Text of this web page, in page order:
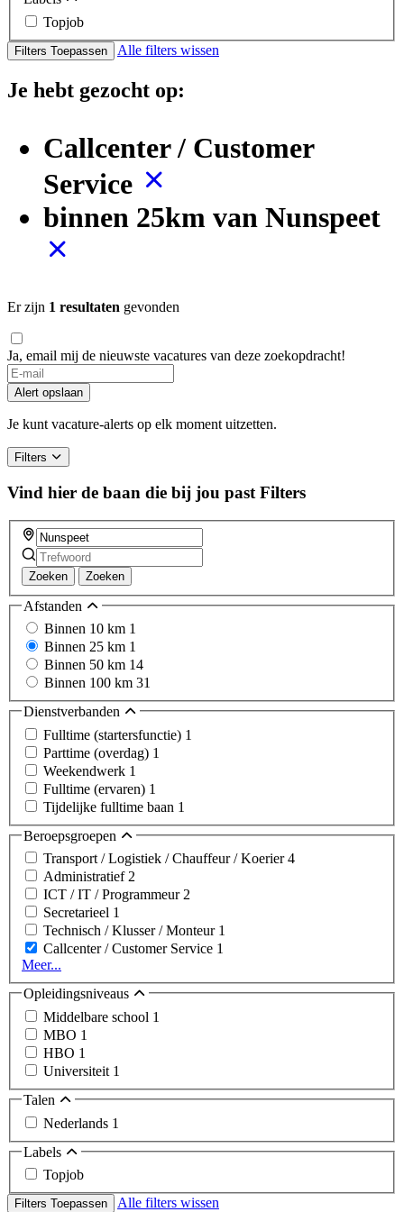
Topjob
Filters Toepassen Alle filters wissen
Je hebt gezocht op:
Callcenter / Customer
Service
binnen 25km van Nunspeet
Er zijn 1 resultaten gevonden
Ja, email mij de nieuwste vacatures van deze zoekopdracht!
If
you
are
a
ignore
this
field
Alert opslaan
Je kunt vacature-alerts op elk moment uitzetten.
Filters
Vind hier de baan die bij jou past Filters
Zoeken Zoeken
Afstanden
Binnen 10 km 1
Binnen 25 km 1
Binnen 50 km 14
Binnen 100 km 31
Dienstverbanden
Fulltime (startersfunctie) 1
Parttime (overdag) 1
Weekendwerk 1
Fulltime (ervaren) 1
Tijdelijke fulltime baan 1
Beroepsgroepen
Transport / Logistiek / Chauffeur / Koerier4
Administratief 2
ICT / IT / Programmeur 2
Secretarieel 1
Technisch / Klusser / Monteur 1
Callcenter / Customer Service 1
Meer...
Opleidingsniveaus
Middelbare school 1
MBO 1
HBO 1
Universiteit 1
Talen
Nederlands 1
Labels
Topjob
Filters Toepassen
Alle filters wissen